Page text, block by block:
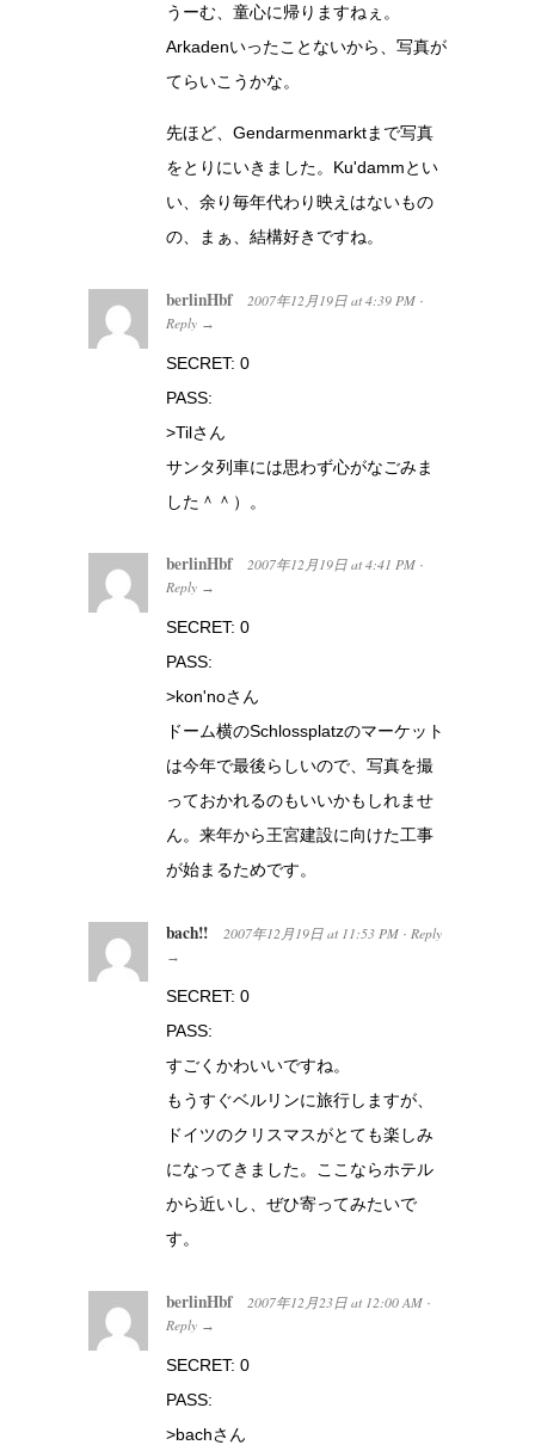
うーむ、童心に帰りますねぇ。
Arkadenいったことないから、写真が
てらいこうかな。
先ほど、Gendarmenmarktまで写真
をとりにいきました。Ku'dammとい
い、余り毎年代わり映えはないもの
の、まぁ、結構好きですね。
berlinHbf 2007年12月19日 at 4:39 PM ·
Reply →
SECRET: 0
PASS:
>Tilさん
サンタ列車には思わず心がなごみま
した＾＾）。
berlinHbf 2007年12月19日 at 4:41 PM ·
Reply →
SECRET: 0
PASS:
>kon'noさん
ドーム横のSchlossplatzのマーケット
は今年で最後らしいので、写真を撮
っておかれるのもいいかもしれませ
ん。来年から王宮建設に向けた工事
が始まるためです。
bach!! 2007年12月19日 at 11:53 PM · Reply
→
SECRET: 0
PASS:
すごくかわいいですね。
もうすぐベルリンに旅行しますが、
ドイツのクリスマスがとても楽しみ
になってきました。ここならホテル
から近いし、ぜひ寄ってみたいで
す。
berlinHbf 2007年12月23日 at 12:00 AM ·
Reply →
SECRET: 0
PASS:
>bachさん